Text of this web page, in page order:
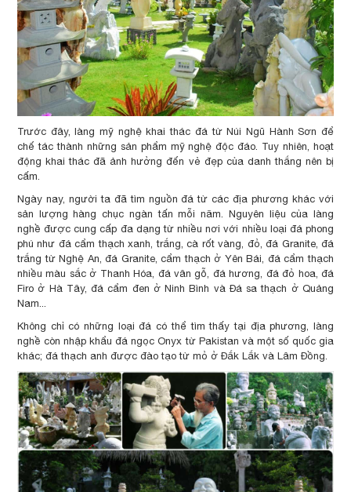
Trước đây, làng mỹ nghệ khai thác đá từ Núi Ngũ Hành Sơn để
chế tác thành những sản phẩm mỹ nghệ độc đáo. Tuy nhiên, hoạt
động khai thác đã ảnh hưởng đến vẻ đẹp của danh thắng nên bị
cấm.
Ngày nay, người ta đã tìm nguồn đá từ các địa phương khác với
sản lượng hàng chục ngàn tấn mỗi năm. Nguyên liệu của làng
nghề được cung cấp đa dạng từ nhiều nơi với nhiều loại đá phong
phú như đá cẩm thạch xanh, trắng, cà rốt vàng, đỏ, đá Granite, đá
trắng từ Nghệ An, đá Granite, cẩm thạch ở Yên Bái, đá cẩm thạch
nhiều màu sắc ở Thanh Hóa, đá vân gỗ, đá hương, đá đỏ hoa, đá
Firo ở Hà Tây, đá cẩm đen ở Ninh Bình và Đá sa thạch ở Quảng
Nam...
Không chỉ có những loại đá có thể tìm thấy tại địa phương, làng
nghề còn nhập khẩu đá ngọc Onyx từ Pakistan và một số quốc gia
khác; đá thạch anh được đào tạo từ mỏ ở Đắk Lắk và Lâm Đồng.